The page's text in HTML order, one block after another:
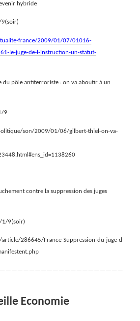
hybride
9(soir)
france/2009/01/07/01016-
le-juge-de-l-instruction-un-statut-
du pôle antiterroriste : on va aboutir à un
9
son/2009/01/06/gilbert-thiel-on-va-
contre la suppression des juges
1/9(soir)
286645/France-Suppression-du-juge-d-
Economie